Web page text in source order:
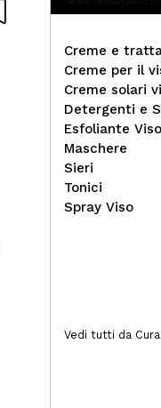
Saphir - Eau de
donna 50ml - In
Saphir
(4)
Creme e
Creme per il
Creme solari
Detergenti e
Esfoliante Viso
Maschere
Sieri
Tonici
Spray Viso
Vedi tutti da